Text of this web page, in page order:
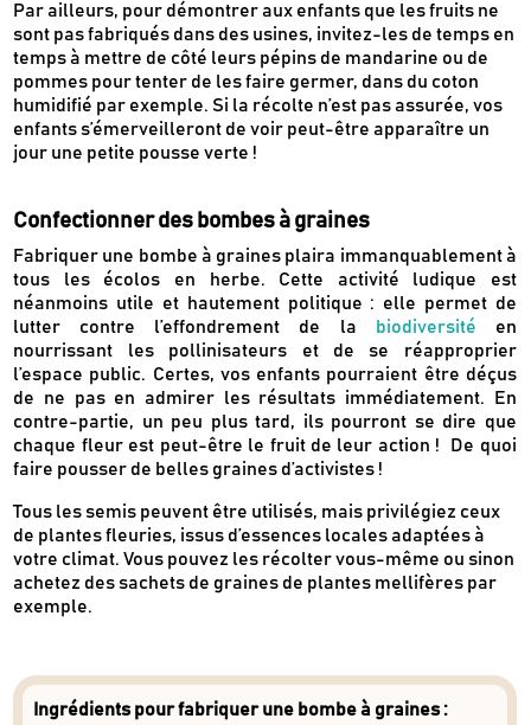
Par ailleurs, pour démontrer aux enfants que les fruits ne
sont pas fabriqués dans des usines, invitez-les de temps en
temps à mettre de côté leurs pépins de mandarine ou de
pommes pour tenter de les faire germer, dans du coton
humidifié par exemple. Si la récolte n’est pas assurée, vos
enfants s’émerveilleront de voir peut-être apparaître un
jour une petite pousse verte !
Confectionner des bombes à graines
Fabriquer une bombe à graines plaira immanquablement à
tous les écolos en herbe. Cette activité ludique est
néanmoins utile et hautement politique : elle permet de
lutter contre l’effondrement de la
biodiversité en
nourrissant les pollinisateurs et de se réapproprier
l’espace public. Certes, vos enfants pourraient être déçus
de ne pas en admirer les résultats immédiatement. En
contre-partie, un peu plus tard, ils pourront se dire que
chaque fleur est peut-être le fruit de leur action ! De quoi
faire pousser de belles graines d’activistes !
Tous les semis peuvent être utilisés, mais privilégiez ceux
de plantes fleuries, issus d’essences locales adaptées à
votre climat. Vous pouvez les récolter vous-même ou sinon
achetez des sachets de graines de plantes mellifères par
exemple.
Ingrédients pour fabriquer une bombe à graines :